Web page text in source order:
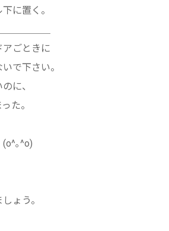
に置く。
アごときに
で下さい。
に、
た。
｡^o)
ょう。